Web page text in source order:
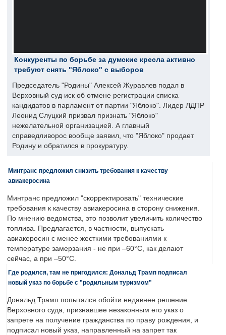
Конкуренты по борьбе за думские кресла активно
требуют снять "Яблоко" с выборов
Председатель "Родины" Алексей Журавлев подал в
Верховный суд иск об отмене регистрации списка
кандидатов в парламент от партии "Яблоко". Лидер ЛДПР
Леонид Слуцкий призвал признать "Яблоко"
нежелательной организацией. А главный
справедливорос вообще заявил, что "Яблоко" продает
Родину и обратился в прокуратуру.
Минтранс предложил снизить требования к качеству
авиакеросина
Минтранс предложил "скорректировать" технические
требования к качеству авиакеросина в сторону снижения.
По мнению ведомства, это позволит увеличить количество
топлива. Предлагается, в частности, выпускать
авиакеросин с менее жесткими требованиями к
температуре замерзания - не при –60°C, как делают
сейчас, а при –50°C.
Где родился, там не пригодился: Дональд Трамп подписал
новый указ по борьбе с "родильным туризмом"
Дональд Трамп попытался обойти недавнее решение
Верховного суда, признавшее незаконным его указ о
запрете на получение гражданства по праву рождения, и
подписал новый указ, направленный на запрет так